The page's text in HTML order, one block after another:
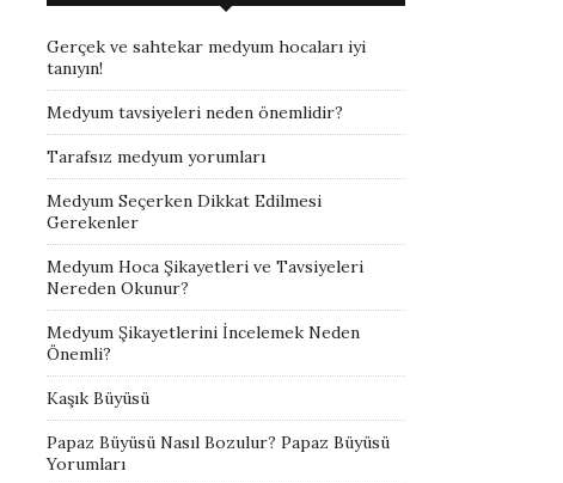
Gerçek ve sahtekar medyum hocaları iyi
tanıyın!
Medyum tavsiyeleri neden önemlidir?
Tarafsız medyum yorumları
Medyum Seçerken Dikkat Edilmesi
Gerekenler
Medyum Hoca Şikayetleri ve Tavsiyeleri
Nereden Okunur?
Medyum Şikayetlerini İncelemek Neden
Önemli?
Kaşık Büyüsü
Papaz Büyüsü Nasıl Bozulur? Papaz Büyüsü
Yorumları